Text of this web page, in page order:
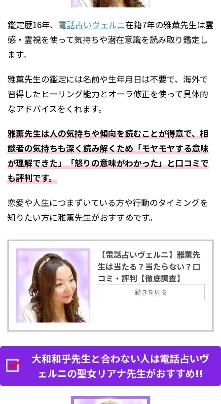
鑑定歴16年、 電話占いヴェルニ在籍7年の雅薫先生は霊
感・霊視を使って気持ちや潜在意識を読み取り鑑定し
ます。
雅薫先生の鑑定には名前や生年月日は不要で、海外で
習得したヒーリング能力とオーラ修正を使って具体的
なアドバイスをくれます。
雅薫先生は人の気持ちや傾向を読むことが得意で、相
談者の気持ちも深く読み解くため「モヤモヤする意味
が理解できた」「怒りの意味がわかった」と口コミで
も評判です。
恋愛や人生につまずいている方や行動のタイミングを
知りたい方に雅薫先生がおすすめです。
【電話占いヴェルニ】雅薫先
生は当たる？当たらない？口
コミ・評判【徹底調査】
続きを見る
大和和乎先生と合わない人は電話占いヴ
ェルニの聖女リアナ先生がおすすめ!!